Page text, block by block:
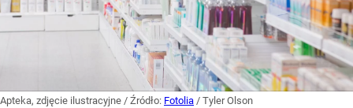
Apteka, zdjęcie ilustracyjne / Źródło: Fotolia / Tyler Olson